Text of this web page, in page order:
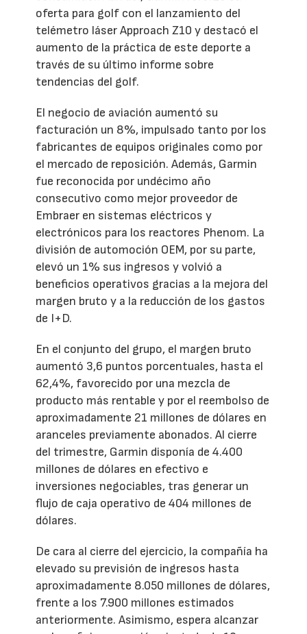
oferta para golf con el lanzamiento del
telémetro láser Approach Z10 y destacó el
aumento de la práctica de este deporte a
través de su último informe sobre
tendencias del golf.
El negocio de aviación aumentó su
facturación un 8%, impulsado tanto por los
fabricantes de equipos originales como por
el mercado de reposición. Además, Garmin
fue reconocida por undécimo año
consecutivo como mejor proveedor de
Embraer en sistemas eléctricos y
electrónicos para los reactores Phenom. La
división de automoción OEM, por su parte,
elevó un 1% sus ingresos y volvió a
beneficios operativos gracias a la mejora del
margen bruto y a la reducción de los gastos
de I+D.
En el conjunto del grupo, el margen bruto
aumentó 3,6 puntos porcentuales, hasta el
62,4%, favorecido por una mezcla de
producto más rentable y por el reembolso de
aproximadamente 21 millones de dólares en
aranceles previamente abonados. Al cierre
del trimestre, Garmin disponía de 4.400
millones de dólares en efectivo e
inversiones negociables, tras generar un
flujo de caja operativo de 404 millones de
dólares.
De cara al cierre del ejercicio, la compañía ha
elevado su previsión de ingresos hasta
aproximadamente 8.050 millones de dólares,
frente a los 7.900 millones estimados
anteriormente. Asimismo, espera alcanzar